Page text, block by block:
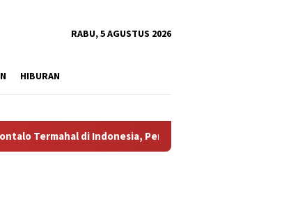
RABU, 5 AGUSTUS 2026
HIBURAN
di Indonesia, Pemprov Tidak Punya Solusi?